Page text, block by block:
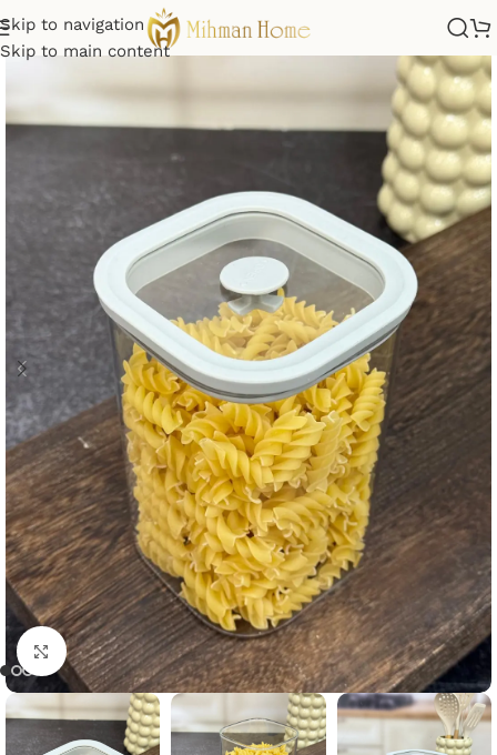
Skip to navigation
Skip to main content
Click to enlarge